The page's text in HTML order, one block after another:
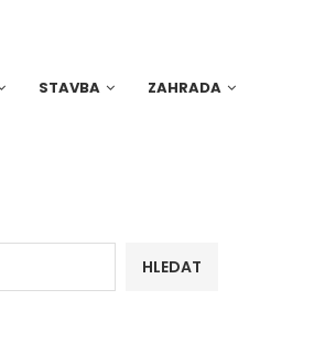
STAVBA ZAHRADA
HLEDAT